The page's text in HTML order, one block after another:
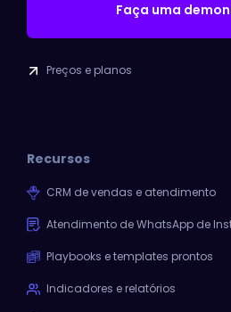
Faça uma
Preços e planos
Recursos
CRM de vendas e atendimento
Atendimento de WhatsApp de
Playbooks e templates prontos
Indicadores e relatórios